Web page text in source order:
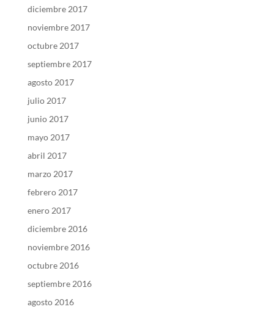
diciembre 2017
noviembre 2017
octubre 2017
septiembre 2017
agosto 2017
julio 2017
junio 2017
mayo 2017
abril 2017
marzo 2017
febrero 2017
enero 2017
diciembre 2016
noviembre 2016
octubre 2016
septiembre 2016
agosto 2016